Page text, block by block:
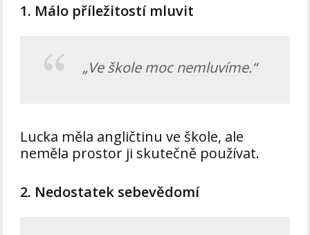
1. Málo příležitostí mluvit
„Ve škole moc nemluvíme.“
Lucka měla angličtinu ve škole, ale
neměla prostor ji skutečně používat.
2. Nedostatek sebevědomí